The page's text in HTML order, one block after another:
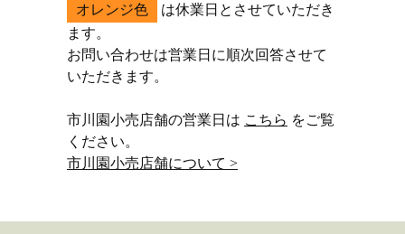
オレンジ色
は休業日とさせていただき
ます。
お問い合わせは営業日に順次回答させて
いただきます。
市川園小売店舗の営業日は こちら をご覧
ください。
市川園小売店舗について >